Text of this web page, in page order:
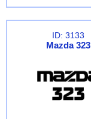
ID: 3133
Mazda 323